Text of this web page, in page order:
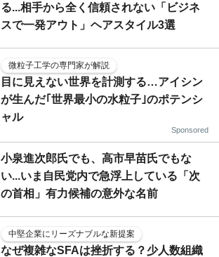
る...相手から全く信頼されない「ビジネ
スで一発アウト」ヘアスタイル3選
微粒子工学の専門家が解説
目に見えない世界を計測する…アイシン
が生んだ｢世界最小の水粒子｣のポテンシ
ャル
Sponsored
小泉進次郎氏でも、高市早苗氏でもな
い...いま自民党内で急浮上している「次
の首相」有力候補の意外な名前
中堅企業にリーズナブルな新提案
なぜ複雑なSFAは挫折する？少人数組織